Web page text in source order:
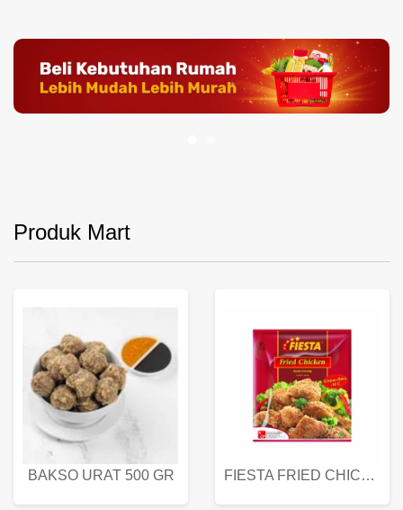
Produk Mart
BAKSO URAT 500 GR FIESTA FRIED CHICKEN 500 GR